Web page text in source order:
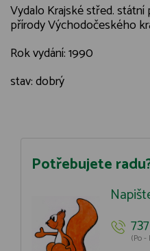
Vydalo Krajské střed.
přírody Východočeského
Rok vydání: 1990
stav: dobrý
Potřebujete
(Po -